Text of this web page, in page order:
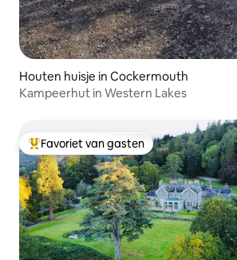
Houten huisje in Cockermouth
Kampeerhut in Western Lakes
Topfavoriet van gasten
Favoriet van gasten